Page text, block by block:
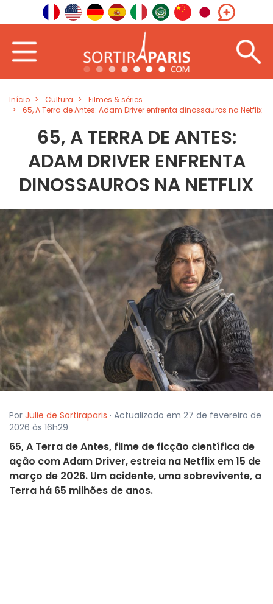
Início Cultura
Filmes & séries
65, A Terra de Antes: Adam Driver enfrenta dinossauros na Netflix
65, A TERRA DE ANTES:
ADAM DRIVER ENFRENTA
DINOSSAUROS NA NETFLIX
Por Julie de Sortiraparis · Actualizado em 27 de fevereiro de
2026 às 16h29
65, A Terra de Antes, filme de ficção científica de
ação com Adam Driver, estreia na Netflix em 15 de
março de 2026. Um acidente, uma sobrevivente, a
Terra há 65 milhões de anos.